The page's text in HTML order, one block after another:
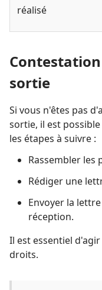
réalisé
sortie
Si vous n'êtes pas
sortie, il est
les étapes à suivre :
Rassembler les
Rédiger une
Envoyer la
réception.
Il est essentiel
droits.